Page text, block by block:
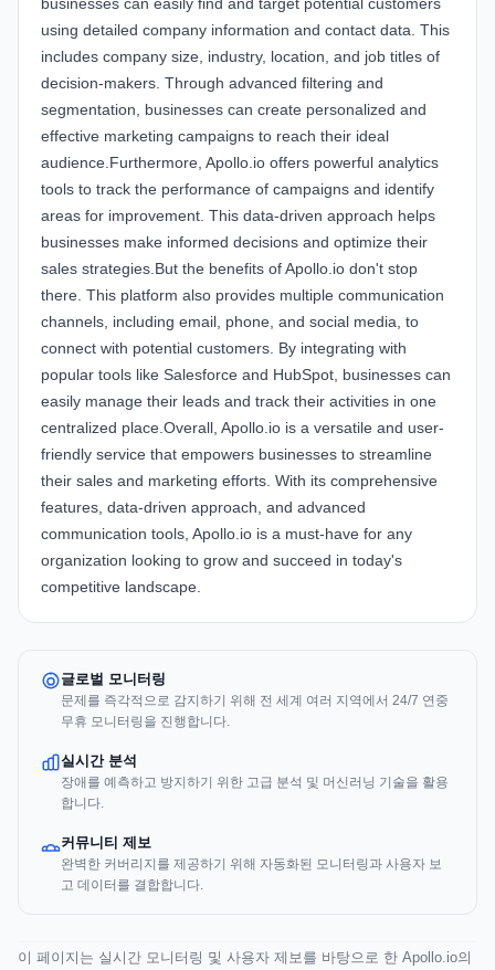
businesses can easily find and target potential customers
using detailed company information and contact data. This
includes company size, industry, location, and job titles of
decision-makers. Through advanced filtering and
segmentation, businesses can create personalized and
effective marketing campaigns to reach their ideal
audience.Furthermore, Apollo.io offers powerful analytics
tools to track the performance of campaigns and identify
areas for improvement. This data-driven approach helps
businesses make informed decisions and optimize their
sales strategies.But the benefits of Apollo.io don't stop
there. This platform also provides multiple communication
channels, including email, phone, and social media, to
connect with potential customers. By integrating with
popular tools like Salesforce and HubSpot, businesses can
easily manage their leads and track their activities in one
centralized place.Overall, Apollo.io is a versatile and user-
friendly service that empowers businesses to streamline
their sales and marketing efforts. With its comprehensive
features, data-driven approach, and advanced
communication tools, Apollo.io is a must-have for any
organization looking to grow and succeed in today's
competitive landscape.
글로벌 모니터링
문제를 즉각적으로 감지하기 위해 전 세계 여러 지역에서 24/7 연중
무휴 모니터링을 진행합니다.
실시간 분석
장애를 예측하고 방지하기 위한 고급 분석 및 머신러닝 기술을 활용
합니다.
커뮤니티 제보
완벽한 커버리지를 제공하기 위해 자동화된 모니터링과 사용자 보
고 데이터를 결합합니다.
이 페이지는 실시간 모니터링 및 사용자 제보를 바탕으로 한 Apollo.io의